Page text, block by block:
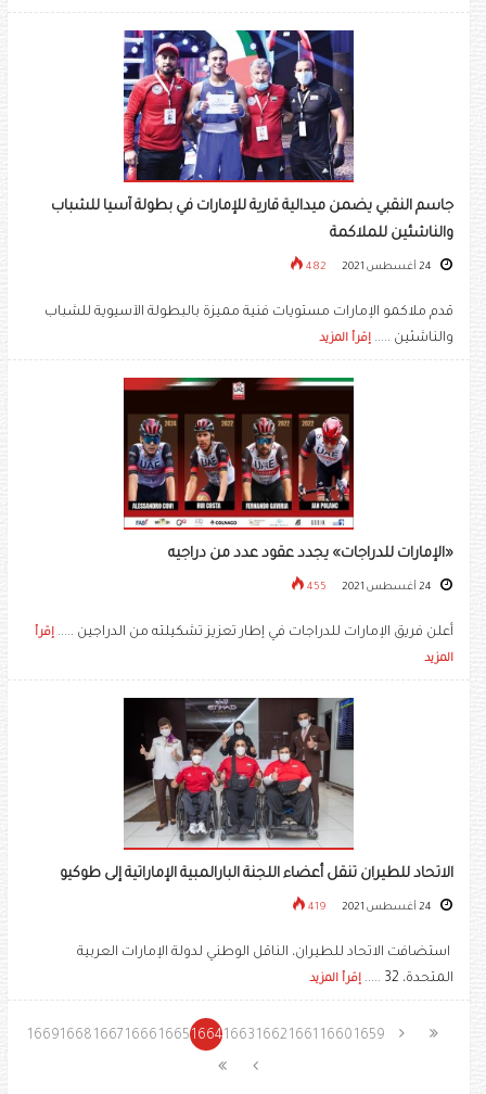
جاسم النقبي يضمن ميدالية قارية للإمارات في بطولة آسيا للشباب
والناشئين للملاكمة
482
قدم ملاكمو الإمارات مستويات فنية مميزة بالبطولة الآسيوية للشباب
والناشئين ..... إقرأ المزيد
«الإمارات للدراجات» يجدد عقود عدد من دراجيه
455
أعلن فريق الإمارات للدراجات في إطار تعزيز تشكيلته من الدراجين ..... إقرأ
المزيد
الاتحاد للطيران تنقل أعضاء اللجنة البارالمبية الإماراتية إلى طوكيو
419
استضافت الاتحاد للطيران، الناقل الوطني لدولة الإمارات العربية
المتحدة، 32 .....
إقرأ المزيد
1659
1660
1661
1662
1663
1664
1665
1666
1667
1668
1669